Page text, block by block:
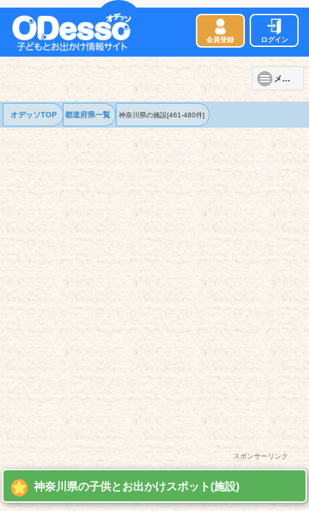
会員登録 ログイン
メニュー
オデッソTOP 都道府県一覧 神奈川県の施設[461-480件]
スポンサーリンク
神奈川県の子供とお出かけスポット(施設)